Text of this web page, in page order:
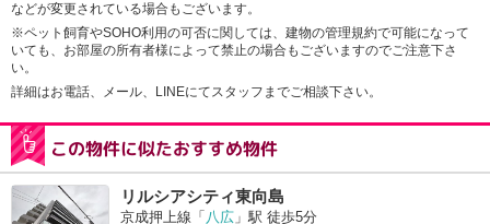
などが変更されている場合もございます。
※ペット飼育やSOHO利用の可否に関しては、建物の管理規約で可能になって
いても、お部屋の所有者様によって禁止の場合もございますのでご注意下さ
い。
詳細はお電話、メール、LINEにてスタッフまでご相談下さい。
この物件に似たおすすめ物件
リルシアシティ東向島
京成押上線「 八広 」駅 徒歩5分